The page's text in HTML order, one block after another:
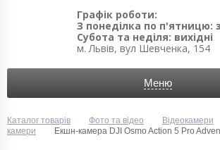
Графік роботи:
З понеділка по п'ятницю:
Субота та неділя: вихідні
м. Львів, вул Шевченка, 154
Меню
Каталог товарів Фото та відео Відеокамери
камери
Екшн-камера DJI Osmo Action 5 Pro